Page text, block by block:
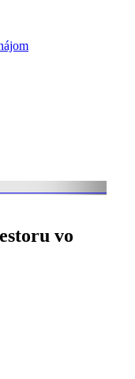
vo